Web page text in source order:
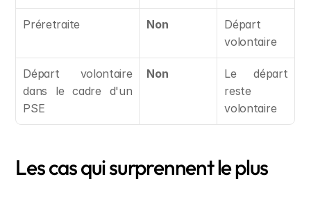
Préretraite Non
Départ
volontaire
Départ volontaire
dans le cadre d'un
PSE
Non
Le départ
reste
volontaire
Les cas qui surprennent le plus